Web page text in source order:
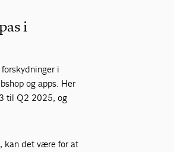
i
i
og apps. Her
til Q2 2025, og
kan det være for at